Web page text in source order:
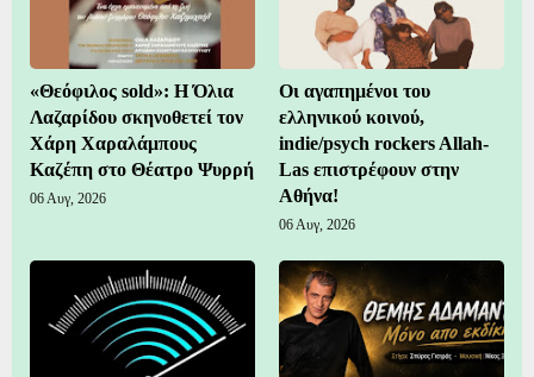
«Θεόφιλος sold»: Η Όλια
Λαζαρίδου σκηνοθετεί τον
Χάρη Χαραλάμπους
Καζέπη στο Θέατρο Ψυρρή
06 Αυγ, 2026
Οι αγαπημένοι του
ελληνικού κοινού,
indie/psych rockers Allah-
Las επιστρέφουν στην
Αθήνα!
06 Αυγ, 2026